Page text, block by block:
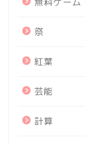
祭
紅葉
芸能
計算